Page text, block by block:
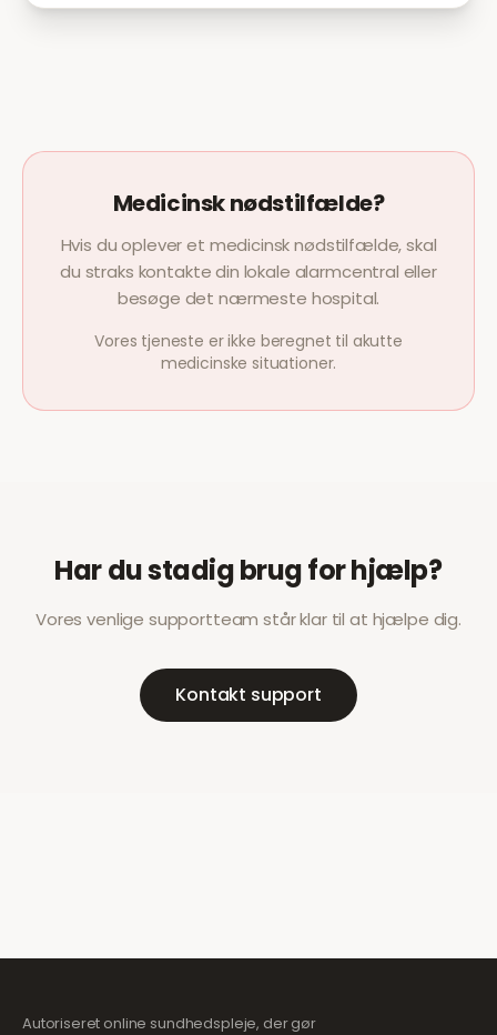
Medicinsk nødstilfælde?
Hvis du oplever et medicinsk nødstilfælde, skal
du straks kontakte din lokale alarmcentral eller
besøge det nærmeste hospital.
Vores tjeneste er ikke beregnet til akutte
medicinske situationer.
Har du stadig brug for hjælp?
Vores venlige supportteam står klar til at hjælpe dig.
Kontakt support
Autoriseret online sundhedspleje, der gør